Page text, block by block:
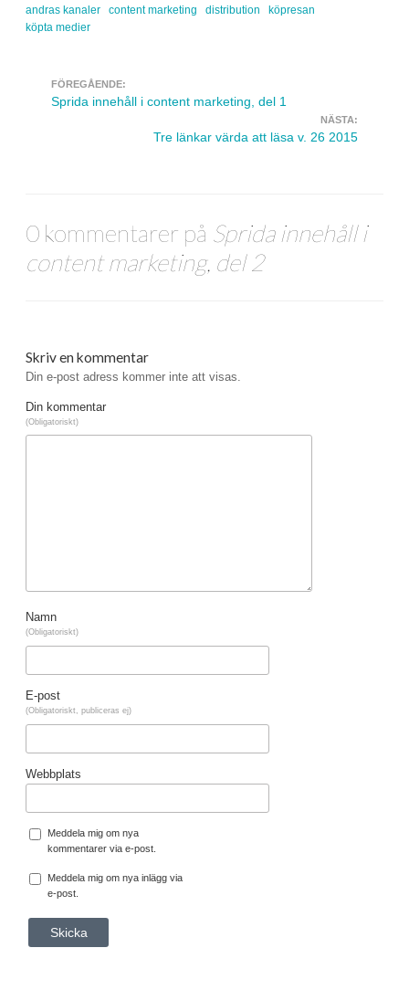
andras kanaler
content marketing distribution
köpresan
köpta medier
Navigera inlägg
FÖREGÅENDE:
Sprida innehåll i content marketing, del 1
NÄSTA:
Tre länkar värda att läsa v. 26 2015
0 kommentarer på Sprida innehåll i
content marketing, del 2
Skriv en kommentar
Din e-post adress kommer inte att visas.
Din kommentar
(Obligatoriskt)
Namn
(Obligatoriskt)
E-post
(Obligatoriskt, publiceras ej)
Webbplats
Meddela mig om nya
kommentarer via e-post.
Meddela mig om nya inlägg via
e-post.